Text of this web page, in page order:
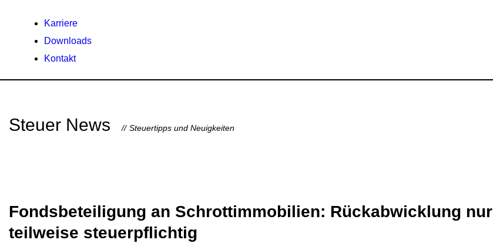
Karriere
Downloads
Kontakt
Steuer News Steuertipps und Neuigkeiten
Fondsbeteiligung an Schrottimmobilien: Rückabwicklung nur
teilweise steuerpflichtig